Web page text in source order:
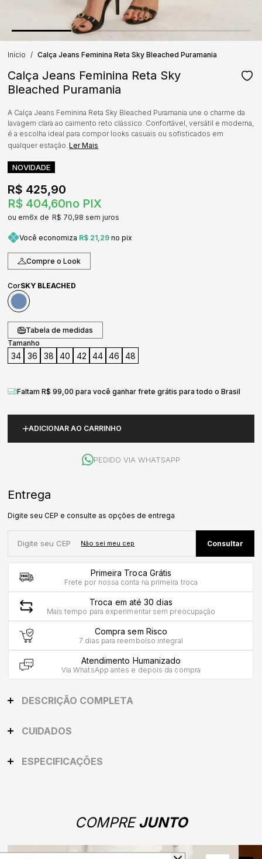
Início Calça Jeans Feminina Reta Sky Bleached Puramania
Calça Jeans Feminina Reta Sky
Bleached Puramania
A Calça Jeans Feminina Reta Sky Bleached Puramania une o charme da
lavagem clara ao caimento reto clássico. Confortável, versátil e moderna,
é a escolha ideal para compor looks casuais ou sofisticados em
qualquer estação.Ler Mais
NOVIDADE
R$ 404,60no PIX
R$ 425,90
6x R$ 70,98sem juros
Você economiza R$ 21,29 no pix
Compre o Look
CorSKY BLEACHED
Tabela de medidas
Tamanho
34 36 38 40 42 44 46 48
ADICIONAR AO CARRINHO
Faltam R$ 99,00 para você ganhar frete grátis para todo o Brasil
PEDIDO VIA WHATSAPP
Primeira Troca Grátis
Frete por nossa conta na primeira troca
Troca em até 30 dias
Mais tempo para experimentar sem preocupação
Compra sem Risco
7 dias para reembolso integral
Atendimento Humanizado
Via WhatsApp antes e depois da compra
DESCRIÇÃO COMPLETA
CUIDADOS
ESPECIFICAÇÕES
COMPRE JUNTO